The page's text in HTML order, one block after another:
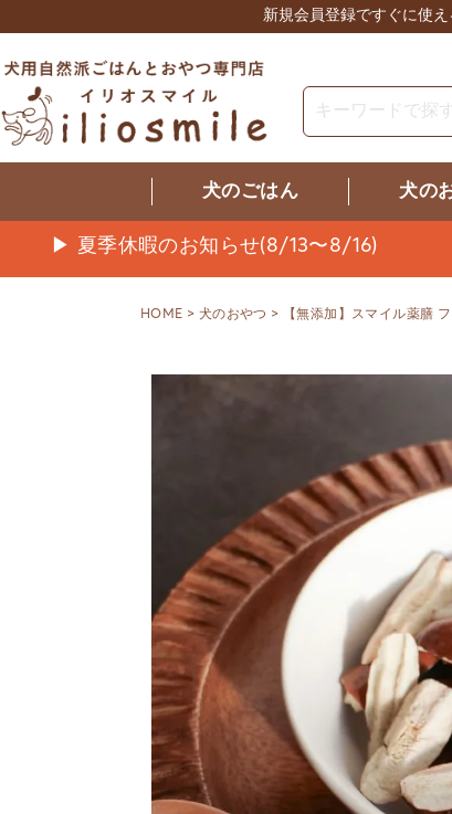
新規会員登録ですぐに使
犬のごはん 犬の
▶ 夏季休暇のお知らせ(8/13〜8/16)
HOME 犬のおやつ 【無添加】スマイル薬膳